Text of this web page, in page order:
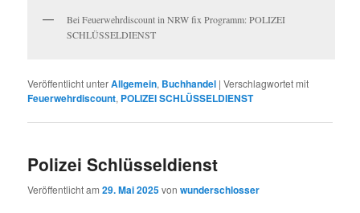
Bei Feuerwehrdiscount in NRW fix Programm: POLIZEI
SCHLÜSSELDIENST
Veröffentlicht unterAllgemein, Buchhandel |Verschlagwortet mit
Feuerwehrdiscount, POLIZEI SCHLÜSSELDIENST
Polizei Schlüsseldienst
Veröffentlicht am29. Mai 2025vonwunderschlosser